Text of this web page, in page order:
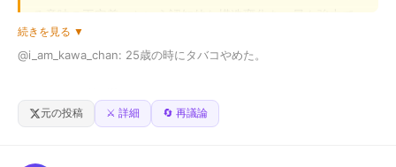
く、自己理解を深めながら柔軟性を獲得することが、最も
強い人間的魅力を生む鍵となるでしょう。
る意味の再定義」という認知的な構造変化を、最も強力で
持続的な原動力と捉えています。一方、否定側は、喫煙が
報酬系に関わる病態であり、真の再発防止には、生物学
結論として、禁煙は単一のメカニズムで語れるものではな
続きを見る ▼
@i_am_kawa_chan: 25歳の時にタバコやめた。
元の投稿 ⚔️ 詳細 🔄 再議論